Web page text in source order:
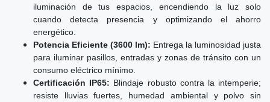
iluminación de tus espacios, encendiendo la luz solo
cuando detecta presencia y optimizando el ahorro
energético.
Potencia Eficiente (3600 lm): Entrega la luminosidad justa
para iluminar pasillos, entradas y zonas de tránsito con un
consumo eléctrico mínimo.
Certificación IP65: Blindaje robusto contra la intemperie;
resiste lluvias fuertes, humedad ambiental y polvo sin